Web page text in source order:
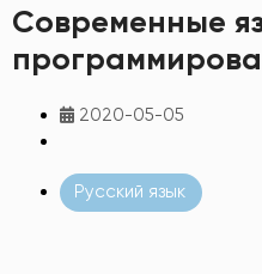
Современные
2020-05-05
Русский язык